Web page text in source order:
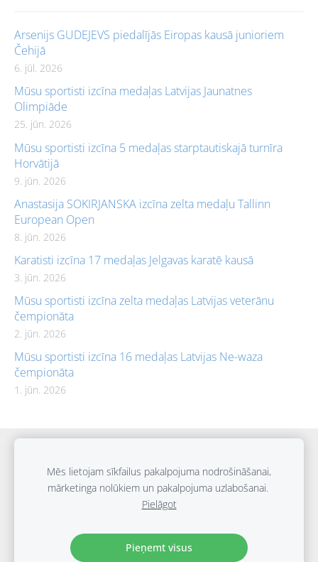
Arsenijs GUDEJEVS piedalījās Eiropas kausā junioriem
Čehijā
6. jūl. 2026
Mūsu sportisti izcīna medaļas Latvijas Jaunatnes
Olimpiāde
25. jūn. 2026
Mūsu sportisti izcīna 5 medaļas starptautiskajā turnīra
Horvātijā
9. jūn. 2026
Anastasija SOKIRJANSKA izcīna zelta medaļu Tallinn
European Open
8. jūn. 2026
Karatisti izcīna 17 medaļas Jelgavas karatē kausā
3. jūn. 2026
Mūsu sportisti izcīna zelta medaļas Latvijas veterānu
čempionāta
2. jūn. 2026
Mūsu sportisti izcīna 16 medaļas Latvijas Ne-waza
čempionāta
1. jūn. 2026
Biedrība "SPORTA UN IZGLĪTĪBAS APVIENĪBA" © 2024
E.Birznieka-Upīša 21E, Rīga, LV-1011
+371 27221777info@sportaskola.org
Mēs lietojam sīkfailus pakalpojuma nodrošināšanai,
mārketinga nolūkiem un pakalpojuma uzlabošanai.
Pielāgot
Pieņemt visus